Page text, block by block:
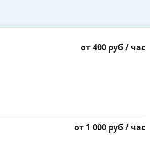
от 400 руб / час
от 1 000 руб / час